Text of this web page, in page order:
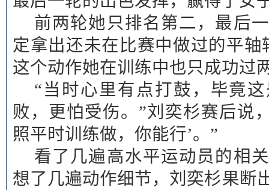
前两轮她只排名第二，最后
定拿出还未在比赛中做过的平轴
这个动作她在训练中也只成功过
“当时心里有点打鼓，毕竟
败，更怕受伤。”刘奕杉赛后说
照平时训练做，你能行’。”
看了几遍高水平运动员的相
想了几遍动作细节，刘奕杉果断